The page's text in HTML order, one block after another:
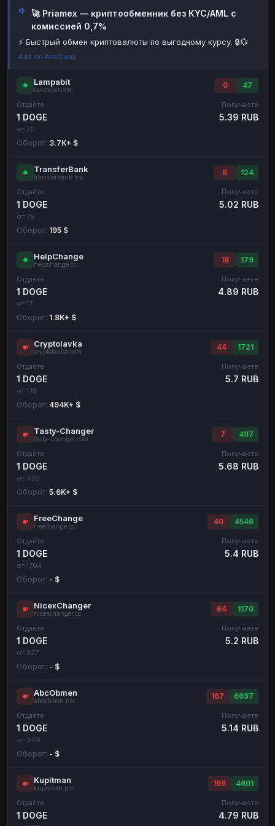
Наличные RUB
Наличные
Наличные
🚀 Priamex — криптообменник без KYC/AML с
комиссией 0,7%
⚡ Быстрый обмен криптовалюты по выгодному курсу. 🔒💱
Ads on AntiSwap
Lampabit
lampabit.com
0 47
Отдаёте
1 DOGE
от 70
Получаете
5.39 RUB
Оборот: 3.7K+ $
TransferBank
transferbank.top
8 124
Отдаёте
1 DOGE
от 75
Получаете
5.02 RUB
Оборот: 195 $
HelpChange
helpchange.cc
18 179
Отдаёте
1 DOGE
от 17
Получаете
4.89 RUB
Оборот: 1.8K+ $
Cryptolavka
cryptolavka.com
44 1721
Отдаёте
1 DOGE
от 176
Получаете
5.7 RUB
Оборот: 494K+ $
Tasty-Changer
tasty-changer.com
7 497
Отдаёте
1 DOGE
от 330
Получаете
5.68 RUB
Оборот: 5.6K+ $
FreeChange
freechange.cc
40 4546
Отдаёте
1 DOGE
от 1704
Получаете
5.4 RUB
Оборот: - $
NicexChanger
nicexchanger.cc
64 1170
Отдаёте
1 DOGE
от 327
Получаете
5.2 RUB
Оборот: - $
AbcObmen
abcobmen.net
167 6697
Отдаёте
1 DOGE
от 349
Получаете
5.14 RUB
Оборот: - $
Kupitman
kupitman.pro
166 4601
Отдаёте
1 DOGE
Получаете
4.79 RUB